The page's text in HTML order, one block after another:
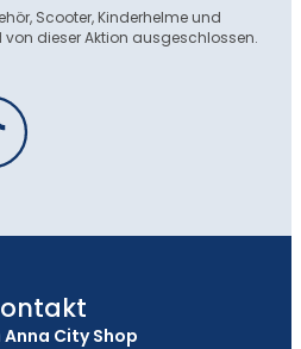
Scooter, Kinderhelme und
dieser Aktion ausgeschlossen.
Anna City Shop